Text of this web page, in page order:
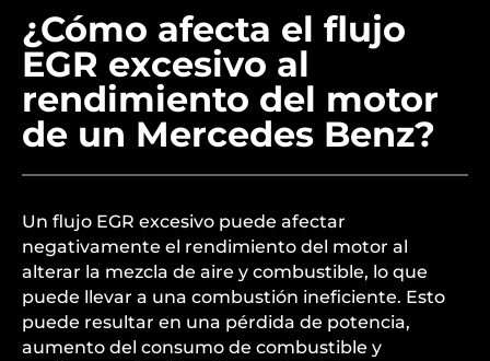
¿Cómo afecta el flujo
EGR excesivo al
rendimiento del motor
de un Mercedes Benz?
Un flujo EGR excesivo puede afectar
negativamente el rendimiento del motor al
alterar la mezcla de aire y combustible, lo que
puede llevar a una combustión ineficiente. Esto
puede resultar en una pérdida de potencia,
aumento del consumo de combustible y